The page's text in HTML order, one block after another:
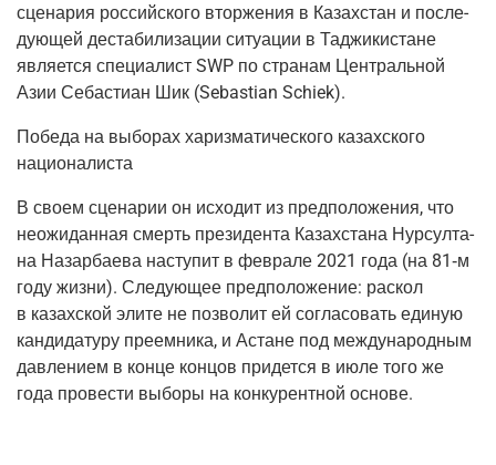
сце­на­рия рос­сий­ско­го втор­же­ния в Казах­стан и после­
ду­ю­щей деста­би­ли­за­ции ситу­а­ции в Таджи­ки­стане
явля­ет­ся спе­ци­а­лист SWP по стра­нам Цен­траль­ной
Азии Себасти­ан Шик (Sebastian Schiek).
Побе­да на выбо­рах хариз­ма­ти­че­ско­го казах­ско­го
националиста
В сво­ем сце­на­рии он исхо­дит из пред­по­ло­же­ния, что
неожи­дан­ная смерть пре­зи­ден­та Казах­ста­на Нур­сул­та­
на Назар­ба­е­ва насту­пит в фев­ра­ле 2021 года (на 81‑м
году жиз­ни). Сле­ду­ю­щее пред­по­ло­же­ние: рас­кол
в казах­ской эли­те не поз­во­лит ей согла­со­вать еди­ную
кан­ди­да­ту­ру пре­ем­ни­ка, и Астане под меж­ду­на­род­ным
дав­ле­ни­ем в кон­це кон­цов при­дет­ся в июле того же
года про­ве­сти выбо­ры на кон­ку­рент­ной основе.